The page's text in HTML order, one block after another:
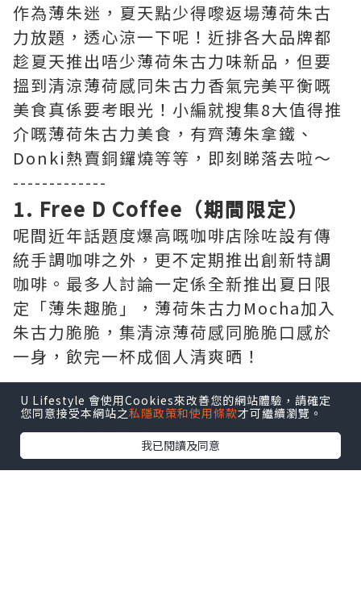
作為薄朱迷，夏天點少得嚟返場薄荷朱古
力放題，透心涼一下呢！近排各大品牌都
趁夏天推出唔少薄荷朱古力味新品，但要
搵到清涼薄荷感同朱古力香氣完美平衡嘅
美食真係要考眼光！小編就搜集8大值得推
介嘅薄荷朱古力美食，有齊薄朱拿鐵、
Donki熱賣銅鑼燒等等，即刻睇落去啦～
-------------
1. Free D Coffee（期間限定）
呢間近年話題度爆高嘅咖啡店除咗設有傳
統手調咖啡之外，更不定期推出創新特調
咖啡。最多人討論一定係全新推出夏日限
定「薄朱趣脆」，薄荷朱古力Mocha加入
朱古力脆脆，集清涼薄荷感同脆脆口感於
一身，飲完一杯成個人清爽晒！
▶即睇 “luvv.sharing” 分享夏日限定薄
荷朱古力咖啡好唔好飲
地址：觀塘開源道60號駱駝漆大廈第三座
U Lifestyle 會使用Cookies來改善您的網站體驗，請確定
您同意接受本網站之私隱政策和使用條款才可繼續瀏覽。
我已閱讀及同意